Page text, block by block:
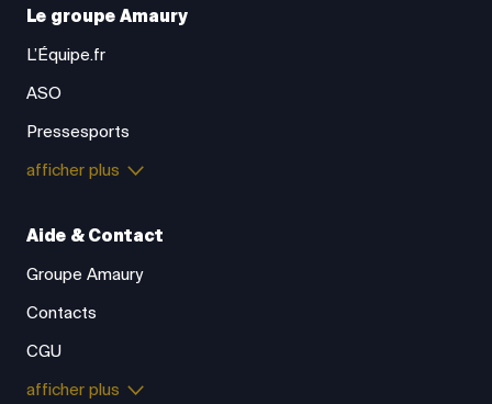
Le groupe Amaury
L’Équipe.fr
ASO
Pressesports
afficher plus
Aide & Contact
Groupe Amaury
Contacts
CGU
afficher plus